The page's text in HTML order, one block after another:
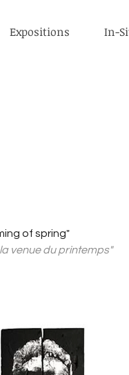
Expositions In-
of spring"
venue du printemps"